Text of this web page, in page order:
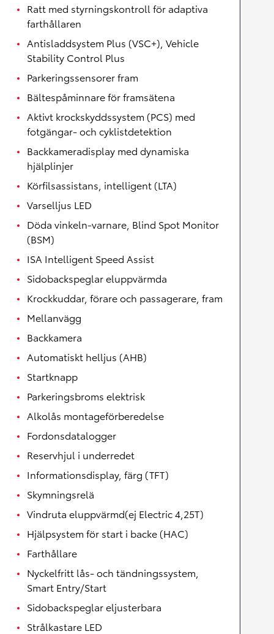
Ratt med styrningskontroll för adaptiva
farthållaren
Antisladdsystem Plus (VSC+), Vehicle
Stability Control Plus
Parkeringssensorer fram
Bältespåminnare för framsätena
Aktivt krockskyddssystem (PCS) med
fotgängar- och cyklistdetektion
Backkameradisplay med dynamiska
hjälplinjer
Körfilsassistans, intelligent (LTA)
Varselljus LED
Döda vinkeln-varnare, Blind Spot Monitor
(BSM)
ISA Intelligent Speed Assist
Sidobackspeglar eluppvärmda
Krockkuddar, förare och passagerare, fram
Mellanvägg
Backkamera
Automatiskt helljus (AHB)
Startknapp
Parkeringsbroms elektrisk
Alkolås montageförberedelse
Fordonsdatalogger
Reservhjul i underredet
Informationsdisplay, färg (TFT)
Skymningsrelä
Vindruta eluppvärmd(ej Electric 4,25T)
Hjälpsystem för start i backe (HAC)
Farthållare
Nyckelfritt lås- och tändningssystem,
Smart Entry/Start
Sidobackspeglar eljusterbara
Strålkastare LED